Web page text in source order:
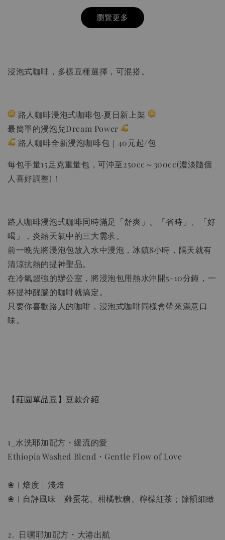
02-PGR
NT$ 300
加入購物車
02濾紙(2-4人份)加購優惠
手沖 濾紙 | Hario V60 02濾紙(2-4人份) 100張
無漂白 日本製造
瀏覽更多
浸泡式咖啡，多樣豆種選擇，可混搭。
路人咖啡浸泡式咖啡包·夏日新上架
最簡單的浸泡兒Dream Power
路人咖啡全新浸泡咖啡包｜40元起/包
每包手量15足克重量包，可沖至250cc～300cc(濃淡隨個
人喜好調整)！
路人咖啡浸泡式咖啡同時滿足「舒爽」、「省時」、「好
喝」，炎熱天氣中的三大需求。
前一晚先將浸泡包放入水中浸泡，冰鎮8小時，隔天就有
清涼抗熱的提神聖品。
在冷氣超強的辦公室，將浸泡包用熱水沖開5-10分鐘，一
杯提神醒腦的咖啡就搞定。
只要你喜歡路人的咖啡，浸泡式咖啡同樣會帶來滿意口
味。
【莊園單品豆】豆款介紹
1_水洗耶加配方・緩流的愛
Ethiopia Washed Blend・Gentle Flow of Love
❀︱焙度︱淺焙
❀︱自評風味︱雞蛋花、柑橘軟糖、檸檬紅茶；餘韻細緻
2. 日曬耶加配方・大港出航